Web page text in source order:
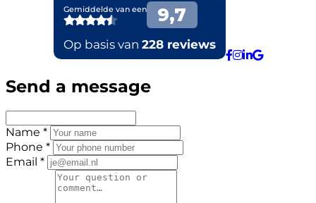
Send a message
Name *
Phone *
Email *